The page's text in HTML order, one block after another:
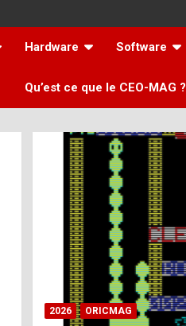
Hardware Software
Qu’est ce que le CEO-MAG ?
2026 ORICMAG